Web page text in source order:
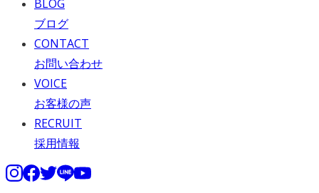
BLOG
ブログ
CONTACT
お問い合わせ
VOICE
お客様の声
RECRUIT
採用情報